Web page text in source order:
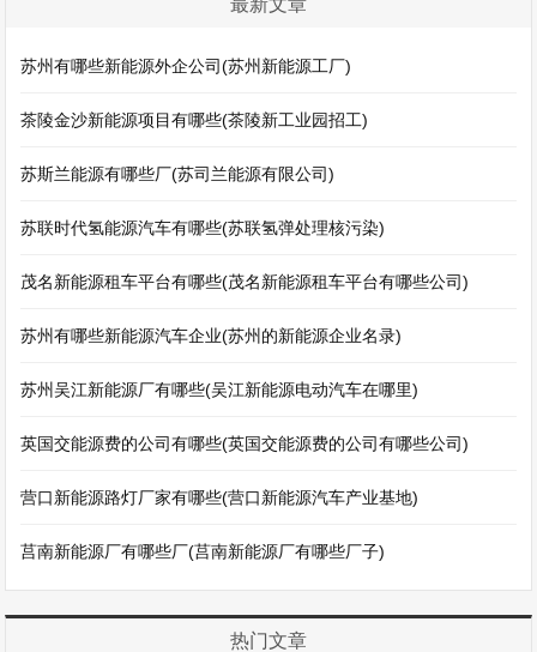
最新文章
苏州有哪些新能源外企公司(苏州新能源工厂)
茶陵金沙新能源项目有哪些(茶陵新工业园招工)
苏斯兰能源有哪些厂(苏司兰能源有限公司)
苏联时代氢能源汽车有哪些(苏联氢弹处理核污染)
茂名新能源租车平台有哪些(茂名新能源租车平台有哪些公司)
苏州有哪些新能源汽车企业(苏州的新能源企业名录)
苏州吴江新能源厂有哪些(吴江新能源电动汽车在哪里)
英国交能源费的公司有哪些(英国交能源费的公司有哪些公司)
营口新能源路灯厂家有哪些(营口新能源汽车产业基地)
莒南新能源厂有哪些厂(莒南新能源厂有哪些厂子)
热门文章